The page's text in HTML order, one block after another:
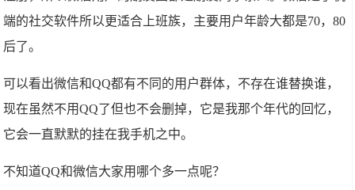
端的社交软件所以更适合上班族，主要用户年龄大都是70，80
后了。
可以看出微信和QQ都有不同的用户群体，不存在谁替换谁，
现在虽然不用QQ了但也不会删掉，它是我那个年代的回忆，
它会一直默默的挂在我手机之中。
不知道QQ和微信大家用哪个多一点呢？